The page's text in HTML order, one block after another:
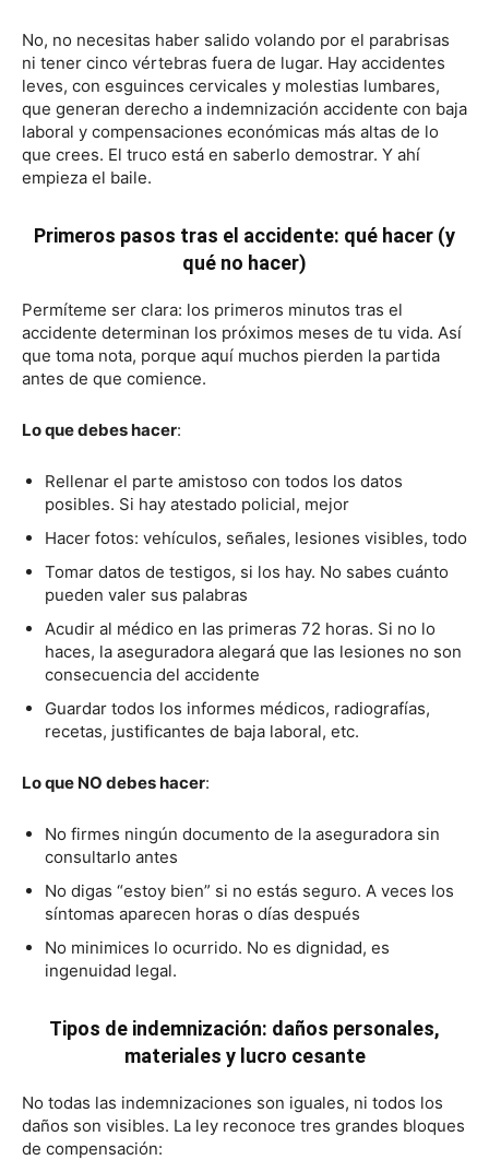
No, no necesitas haber salido volando por el parabrisas
ni tener cinco vértebras fuera de lugar. Hay accidentes
leves, con esguinces cervicales y molestias lumbares,
que generan derecho a indemnización accidente con baja
laboral y compensaciones económicas más altas de lo
que crees. El truco está en saberlo demostrar. Y ahí
empieza el baile.
Primeros pasos tras el accidente: qué hacer (y
qué no hacer)
Permíteme ser clara: los primeros minutos tras el
accidente determinan los próximos meses de tu vida. Así
que toma nota, porque aquí muchos pierden la partida
antes de que comience.
Lo que debes hacer:
Rellenar el parte amistoso con todos los datos
posibles. Si hay atestado policial, mejor
Hacer fotos: vehículos, señales, lesiones visibles, todo
Tomar datos de testigos, si los hay. No sabes cuánto
pueden valer sus palabras
Acudir al médico en las primeras 72 horas. Si no lo
haces, la aseguradora alegará que las lesiones no son
consecuencia del accidente
Guardar todos los informes médicos, radiografías,
recetas, justificantes de baja laboral, etc.
Lo que NO debes hacer:
No firmes ningún documento de la aseguradora sin
consultarlo antes
No digas “estoy bien” si no estás seguro. A veces los
síntomas aparecen horas o días después
No minimices lo ocurrido. No es dignidad, es
ingenuidad legal.
Tipos de indemnización: daños personales,
materiales y lucro cesante
No todas las indemnizaciones son iguales, ni todos los
daños son visibles. La ley reconoce tres grandes bloques
de compensación: